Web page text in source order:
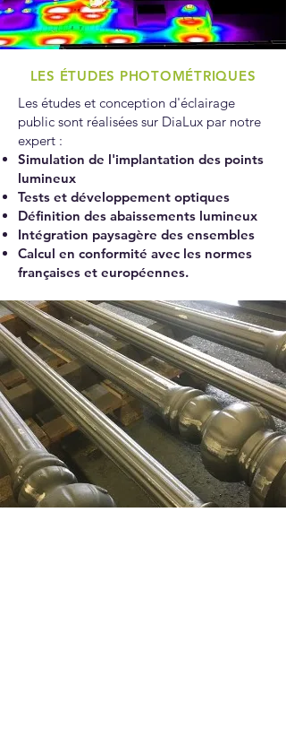
LES ÉTUDES PHOTOMÉTRIQUES
Les études et conception d'éclairage
public sont réalisées sur DiaLux par notre
expert :
Simulation de l'implantation des points
lumineux
Tests et développement optiques
Définition des abaissements lumineux
Intégration paysagère des ensembles
Calcul en conformité avec les normes
françaises et européennes.